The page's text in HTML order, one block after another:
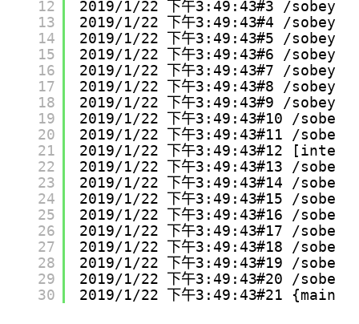
12
13
14
15
16
17
18
19
20
21
22
23
24
25
26
27
28
29
30
2019/1/22 下午3:49:43#3 /sobey/
2019/1/22 下午3:49:43#4 /
2019/1/22 下午3:49:43#5 /
2019/1/22 下午3:49:43#6 /
2019/1/22 下午3:49:43#7 /sobey/
2019/1/22 下午3:49:43#8 /
2019/1/22 下午3:49:43#9 /
2019/1/22 下午3:49:43#10 /
2019/1/22 下午3:49:43#11 /
2019/1/22 下午3:49:43#12
2019/1/22 下午3:49:43#13 /
2019/1/22 下午3:49:43#14 /
2019/1/22 下午3:49:43#15 /
2019/1/22 下午3:49:43#16 /
2019/1/22 下午3:49:43#17 /
2019/1/22 下午3:49:43#18 /
2019/1/22 下午3:49:43#19 /
2019/1/22 下午3:49:43#20 /
2019/1/22 下午3:49:43#21 {main}